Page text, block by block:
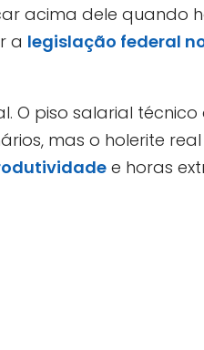
acima dele quando
a legislação federal
O piso salarial
mas o holerite
e horas